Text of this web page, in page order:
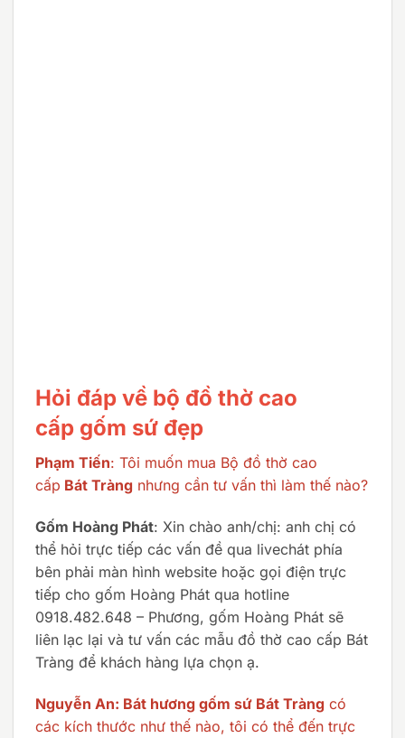
Hỏi đáp về bộ đồ thờ cao
cấp gốm sứ đẹp
Phạm Tiến: Tôi muốn mua Bộ đồ thờ cao
cấp Bát Tràng nhưng cần tư vấn thì làm thế nào?
Gốm Hoàng Phát: Xin chào anh/chị: anh chị có
thể hỏi trực tiếp các vấn đề qua livechát phía
bên phải màn hình website hoặc gọi điện trực
tiếp cho gốm Hoàng Phát qua hotline
0918.482.648 – Phương, gốm Hoàng Phát sẽ
liên lạc lại và tư vấn các mẫu đồ thờ cao cấp Bát
Tràng để khách hàng lựa chọn ạ.
Nguyễn An: Bát hương gốm sứ Bát Tràng có
các kích thước như thế nào, tôi có thể đến trực